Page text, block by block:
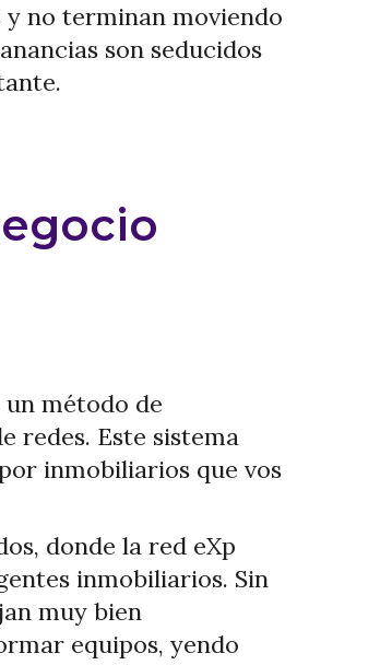
no terminan moviendo
son seducidos
un método de
redes. Este sistema
inmobiliarios que vos
donde la red eXp
inmobiliarios. Sin
muy bien
equipos, yendo